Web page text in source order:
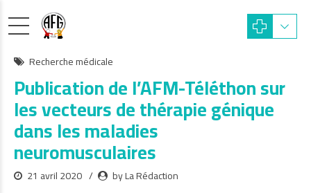
Recherche médicale
Publication de l’AFM-Téléthon sur
les vecteurs de thérapie génique
dans les maladies
neuromusculaires
21 avril 2020 by La Rédaction